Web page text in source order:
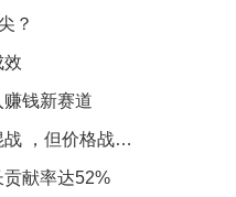
？
效
钱新赛道
快消行业乱象：线下零售混战 ，但价格战没有赢家
贡献率达52%